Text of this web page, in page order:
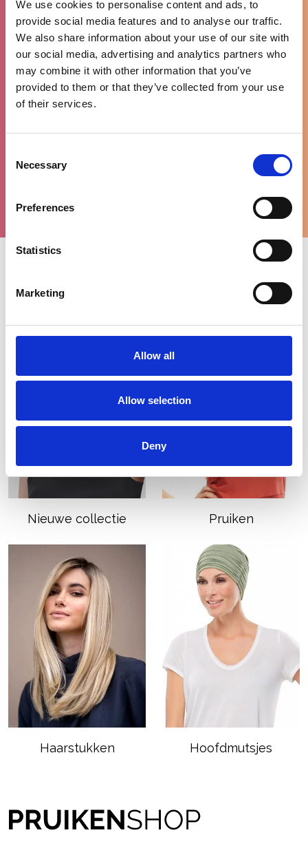
We use cookies to personalise content and ads, to
provide social media features and to analyse our traffic.
We also share information about your use of our site with
our social media, advertising and analytics partners who
may combine it with other information that you’ve
provided to them or that they’ve collected from your use
of their services.
Selection
Necessary
Preferences
Statistics
Marketing
Allow all
Allow selection
Deny
90% tevreden
klanten
Nieuwe collectie Pruiken
Haarstukken Hoofdmutsjes